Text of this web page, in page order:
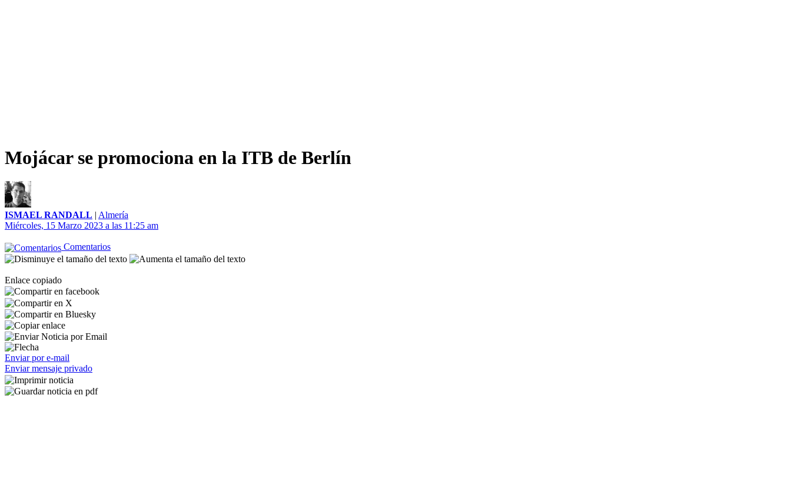
Mojácar se promociona en la ITB de Berlín
ISMAEL RANDALL | Almería
Miércoles, 15 Marzo 2023 a las 11:25 am
Comentarios
Enlace copiado
Enviar por e-mail
Enviar mensaje privado